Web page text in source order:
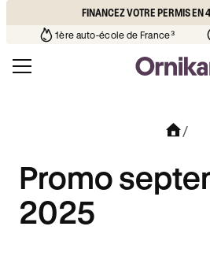
FINANCEZ VOTRE PERMIS EN
que l’auto-école de votre quartier¹
/
Promo
2025